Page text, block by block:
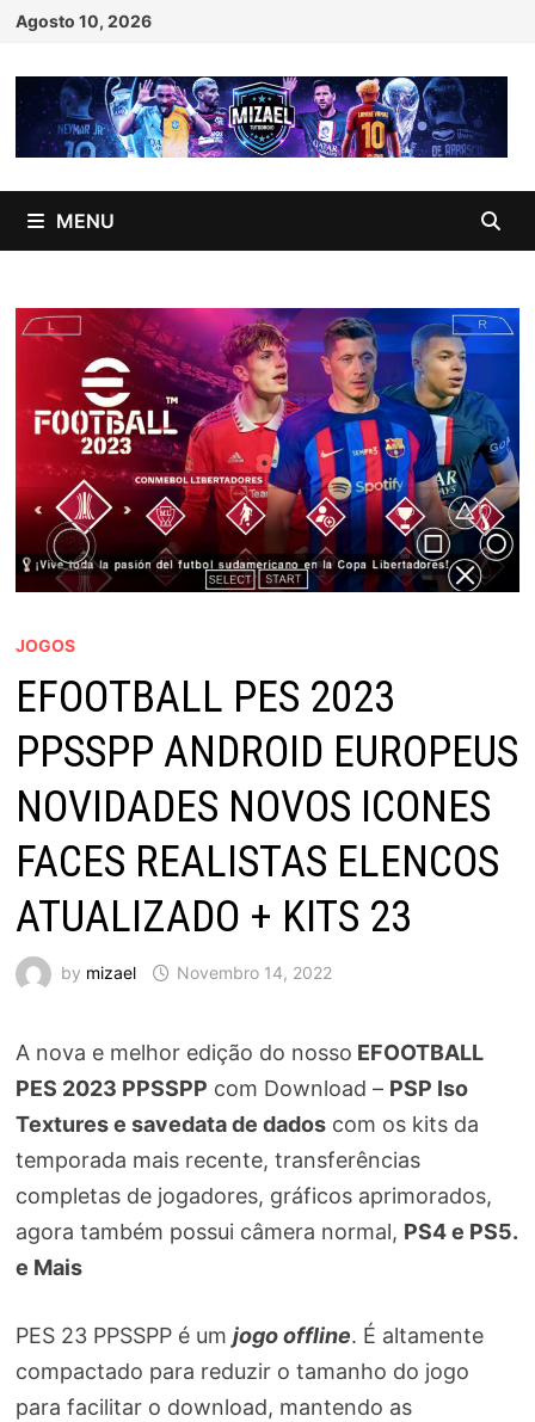
Skip
content
Agosto 10, 2026
MENU
JOGOS
EFOOTBALL PES 2023
PPSSPP ANDROID EUROPEUS
NOVIDADES NOVOS ICONES
FACES REALISTAS ELENCOS
ATUALIZADO + KITS 23
by mizael Novembro 14, 2022
A nova e melhor edição do nosso EFOOTBALL
PES 2023 PPSSPP com Download – PSP Iso
Textures e savedata de dadoscom os kits da
temporada mais recente, transferências
completas de jogadores, gráficos aprimorados,
agora também possui câmera normal, PS4 e PS5.
e Mais
PES 23 PPSSPP é um jogo offline. É altamente
compactado para reduzir o tamanho do jogo
para facilitar o download, mantendo as